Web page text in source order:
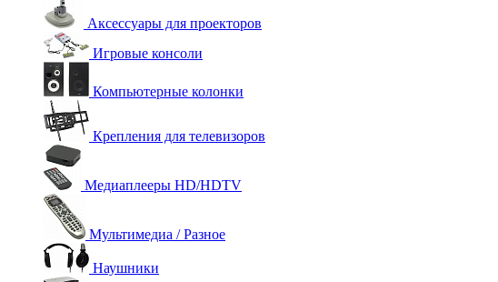
Аксессуары для проекторов
Игровые консоли
Компьютерные колонки
Крепления для телевизоров
Медиаплееры HD/HDTV
Мультимедиа / Разное
Наушники